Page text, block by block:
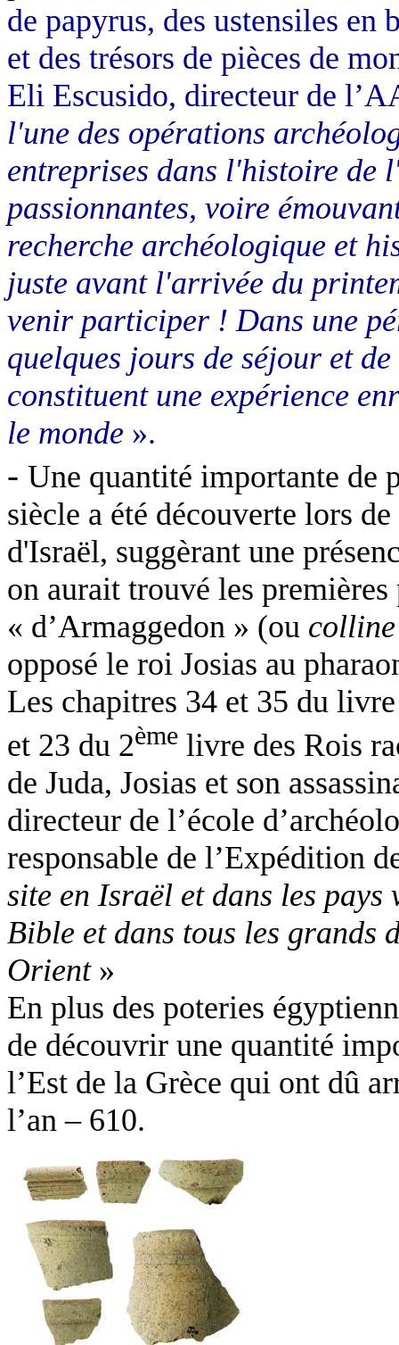
de papyrus, des ustensiles en
et des trésors de pièces de
Eli Escusido, directeur de
l'une des opérations
entreprises dans l'histoire de
passionnantes, voire
recherche archéologique et
juste avant l'arrivée du
venir participer ! Dans une
quelques jours de séjour et
constituent une expérience
le monde ».
- Une quantité importante de
siècle a été découverte lors
d'Israël, suggèrant une
on aurait trouvé les
« d’Armaggedon » (ou
opposé le roi Josias au
Les chapitres 34 et 35 du
et 23 du 2ème livre des Rois
de Juda, Josias et son
directeur de l’école
responsable de l’Expédition
site en Israël et dans les
Bible et dans tous les grands
Orient»
En plus des poteries
de découvrir une quantité
l’Est de la Grèce qui ont dû
l’an – 610.